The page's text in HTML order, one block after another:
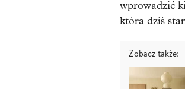
wprowadzić
która dziś
Zobacz także: